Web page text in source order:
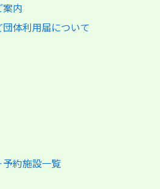
内
体利用届について
約施設一覧